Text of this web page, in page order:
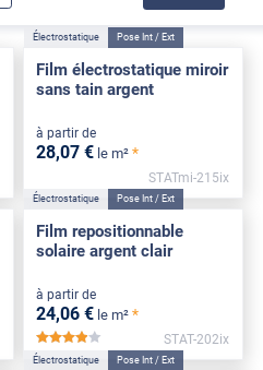
Électrostatique Pose Int / Ext
Film électrostatique miroir
sans tain argent
à partir de
28,07 € le m² *
STATmi-215ix
Électrostatique Pose Int / Ext
Film repositionnable
solaire argent clair
à partir de
24,06 € le m² *
*****
STAT-202ix
Électrostatique Pose Int / Ext